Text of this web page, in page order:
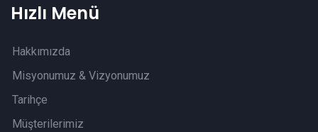
Hızlı Menü
Hakkımızda
Misyonumuz & Vizyonumuz
Tarihçe
Müşterilerimiz